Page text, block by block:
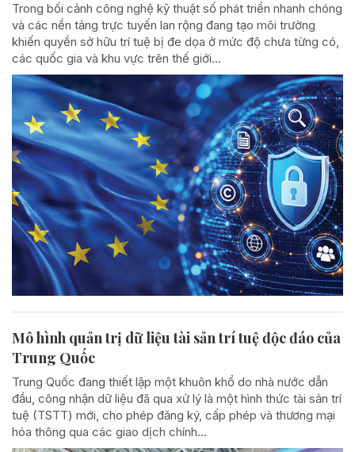
Trong bối cảnh công nghệ kỹ thuật số phát triển nhanh chóng
và các nền tảng trực tuyến lan rộng đang tạo môi trường
khiến quyền sở hữu trí tuệ bị đe dọa ở mức độ chưa từng có,
các quốc gia và khu vực trên thế giới...
Mô hình quản trị dữ liệu tài sản trí tuệ độc đáo của
Trung Quốc
Trung Quốc đang thiết lập một khuôn khổ do nhà nước dẫn
đầu, công nhận dữ liệu đã qua xử lý là một hình thức tài sản trí
tuệ (TSTT) mới, cho phép đăng ký, cấp phép và thương mại
hóa thông qua các giao dịch chính...